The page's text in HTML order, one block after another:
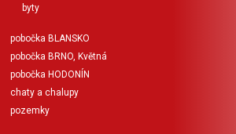
byty
pobočka BLANSKO
pobočka BRNO, Květná
pobočka HODONÍN
chaty a chalupy
pozemky